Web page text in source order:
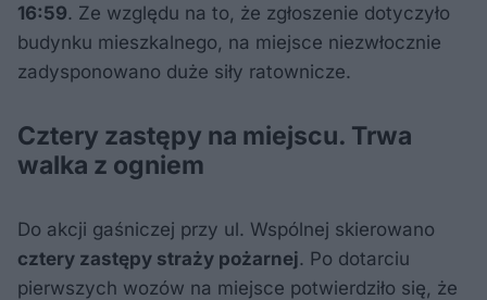
16:59. Ze względu na to, że zgłoszenie dotyczyło
budynku mieszkalnego, na miejsce niezwłocznie
zadysponowano duże siły ratownicze.
Cztery zastępy na miejscu. Trwa
walka z ogniem
Do akcji gaśniczej przy ul. Wspólnej skierowano
cztery zastępy straży pożarnej. Po dotarciu
pierwszych wozów na miejsce potwierdziło się, że